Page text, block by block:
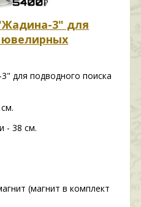
3" для
ювелирных
для подводного поиска
- 38 см.
(магнит в комплект